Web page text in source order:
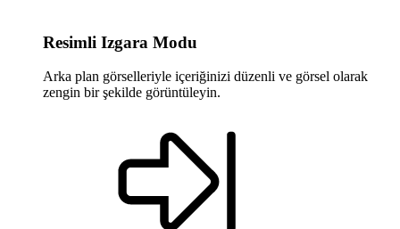
Resimli Izgara Modu
Arka plan görselleriyle içeriğinizi düzenli ve görsel olarak
zengin bir şekilde görüntüleyin.